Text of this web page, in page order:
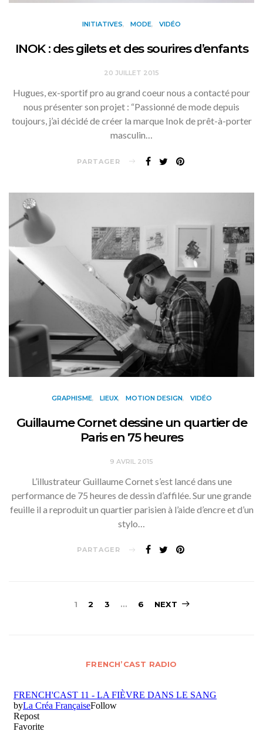
INITIATIVES MODE VIDÉO
INOK : des gilets et des sourires d’enfants
20 JUILLET 2015
Hugues, ex-sportif pro au grand coeur nous a contacté pour
nous présenter son projet : “Passionné de mode depuis
toujours, j’ai décidé de créer la marque Inok de prêt-à-porter
masculin…
PARTAGER
GRAPHISME LIEUX MOTION DESIGN VIDÉO
Guillaume Cornet dessine un quartier de
Paris en 75 heures
9 AVRIL 2015
L’illustrateur Guillaume Cornet s’est lancé dans une
performance de 75 heures de dessin d’affilée. Sur une grande
feuille il a reproduit un quartier parisien à l’aide d’encre et d’un
stylo…
PARTAGER
Navigation
1 2 3 … 6 NEXT
FRENCH’CAST RADIO